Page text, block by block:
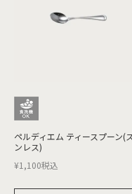
ペルディエム ティースプーン(
ンレス)
¥1,100税込